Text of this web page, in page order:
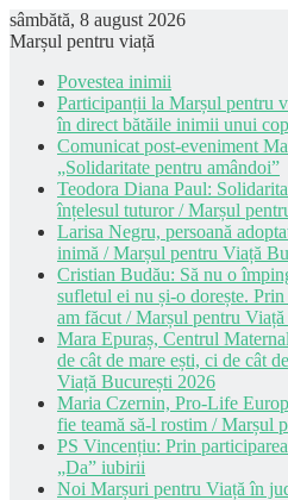
sâmbătă, 8 august 2026
Marșul pentru viață
Povestea inimii
Participanții la Marșul pentru
în direct bătăile inimii unui
Comunicat post-eveniment
„Solidaritate pentru amândoi”
Teodora Diana Paul:
înțelesul tuturor / Marșul
Larisa Negru, persoană
inimă / Marșul pentru Viață
Cristian Budău: Să nu o
sufletul ei nu și-o dorește.
am făcut / Marșul pentru
Mara Epuraș, Centrul
de cât de mare ești, ci de cât
Viață București 2026
Maria Czernin, Pro-Life
fie teamă să-l rostim / Marșul
PS Vincențiu: Prin
„Da” iubirii
Noi Marșuri pentru Viață în